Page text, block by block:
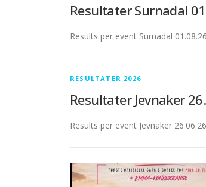
Resultater Surnadal
Results per event Surnadal
RESULTATER 2026
Resultater Jevnaker
Results per event Jevnaker